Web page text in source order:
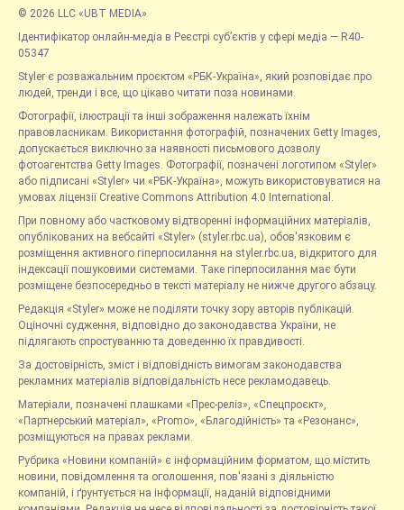
© 2026 LLC «UBT MEDIA»
Ідентифікатор онлайн-медіа в Реєстрі суб’єктів у сфері медіа — R40-
05347
Styler є розважальним проєктом «РБК-Україна», який розповідає про
людей, тренди і все, що цікаво читати поза новинами.
Фотографії, ілюстрації та інші зображення належать їхнім
правовласникам. Використання фотографій, позначених Getty Images,
допускається виключно за наявності письмового дозволу
фотоагентства Getty Images. Фотографії, позначені логотипом «Styler»
або підписані «Styler» чи «РБК-Україна», можуть використовуватися на
умовах ліцензії Creative Commons Attribution 4.0 International.
При повному або частковому відтворенні інформаційних матеріалів,
опублікованих на вебсайті «Styler» (styler.rbc.ua), обов'язковим є
розміщення активного гіперпосилання на styler.rbc.ua, відкритого для
індексації пошуковими системами. Таке гіперпосилання має бути
розміщене безпосередньо в тексті матеріалу не нижче другого абзацу.
Редакція «Styler» може не поділяти точку зору авторів публікацій.
Оціночні судження, відповідно до законодавства України, не
підлягають спростуванню та доведенню їх правдивості.
За достовірність, зміст і відповідність вимогам законодавства
рекламних матеріалів відповідальність несе рекламодавець.
Матеріали, позначені плашками «Прес-реліз», «Спецпроєкт»,
«Партнерський матеріал», «Promo», «Благодійність» та «Резонанс»,
розміщуються на правах реклами.
Рубрика «Новини компаній» є інформаційним форматом, що містить
новини, повідомлення та оголошення, пов'язані з діяльністю
компаній, і ґрунтується на інформації, наданій відповідними